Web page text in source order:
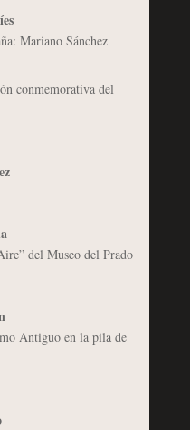
Mariano Sánchez
conmemorativa del
del Museo del Prado
Antiguo en la pila de